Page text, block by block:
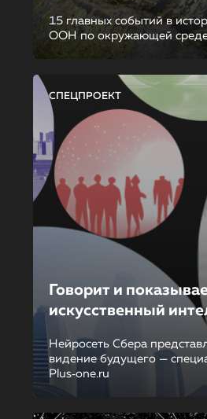
15 главных событий в
ООН по окружающей
СПЕЦПРОЕКТ
Говорит и
искусственный
Нейросеть Сбера
видение будущего —
Plus‑one.ru